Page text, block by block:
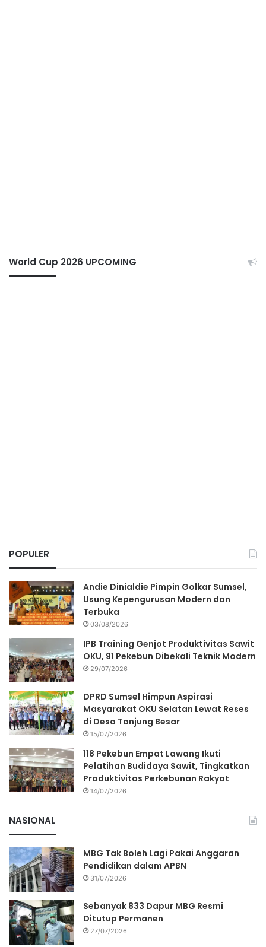
World Cup 2026 UPCOMING
POPULER
Andie Dinialdie Pimpin Golkar Sumsel,
Usung Kepengurusan Modern dan
Terbuka
03/08/2026
IPB Training Genjot Produktivitas Sawit
OKU, 91 Pekebun Dibekali Teknik Modern
29/07/2026
DPRD Sumsel Himpun Aspirasi
Masyarakat OKU Selatan Lewat Reses
di Desa Tanjung Besar
15/07/2026
118 Pekebun Empat Lawang Ikuti
Pelatihan Budidaya Sawit, Tingkatkan
Produktivitas Perkebunan Rakyat
14/07/2026
NASIONAL
MBG Tak Boleh Lagi Pakai Anggaran
Pendidikan dalam APBN
31/07/2026
Sebanyak 833 Dapur MBG Resmi
Ditutup Permanen
27/07/2026